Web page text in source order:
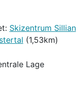
Skizentrum Sillian
(1,53km)
Lage